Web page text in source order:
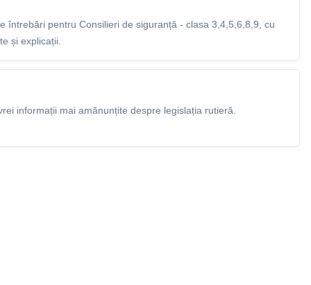
întrebări pentru Consilieri de siguranță - clasa 3,4,5,6,8,9, cu
și explicații.
informații mai amănunțite despre legislația rutieră.